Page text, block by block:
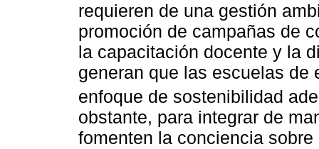
requieren de una gestión
promoción de campañas de
la capacitación docente y la
generan que las escuelas de
enfoque de sostenibilidad
obstante, para integrar de
fomenten la conciencia